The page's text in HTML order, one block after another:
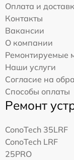
Оплата и
Контакты
Вакансии
О компании
Ремонтируемые
Наши услуги
Согласие на
Способы оплаты
Ремонт
ConoTech 35LRF
ConoTech LRF
25PRO